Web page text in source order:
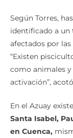
Según Torres,
identificado a un
afectados por
“Existen
como animales y
activación”,
En el Azuay
Santa Isabel,
en Cuenca,